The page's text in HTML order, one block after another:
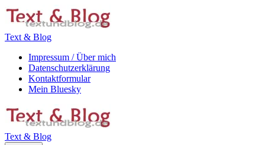
Zum
Inhalt
Text & Blog
Impressum / Über mich
Datenschutzerklärung
Kontaktformular
Mein Bluesky
Text & Blog